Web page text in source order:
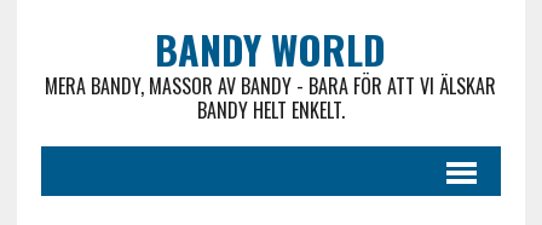
BANDY WORLD
MERA BANDY, MASSOR AV BANDY - BARA FÖR ATT VI ÄLSKAR
BANDY HELT ENKELT.